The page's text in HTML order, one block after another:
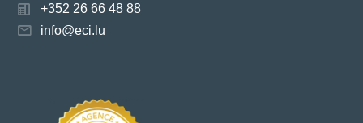
+352 26 66 48 88
info@eci.lu